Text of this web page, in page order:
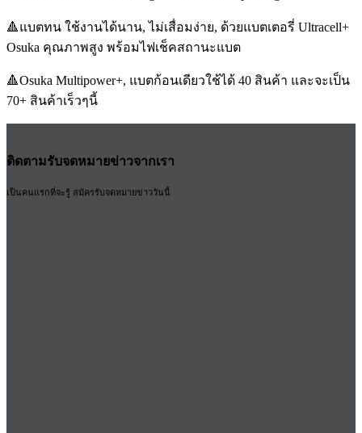
🔺แบตทน ใช้งานได้นาน, ไม่เสื่อมง่าย, ด้วยแบตเตอรี่ Ultracell+
Osuka คุณภาพสูง พร้อมไฟเช็คสถานะแบต
🔺Osuka Multipower+, แบตก้อนเดียวใช้ได้ 40 สินค้า และจะเป็น
70+ สินค้าเร็วๆนี้
ติดตามรับจดหมายข่าวจากเรา
เป็นคนแรกที่จะรู้ สมัครรับจดหมายข่าววันนี้